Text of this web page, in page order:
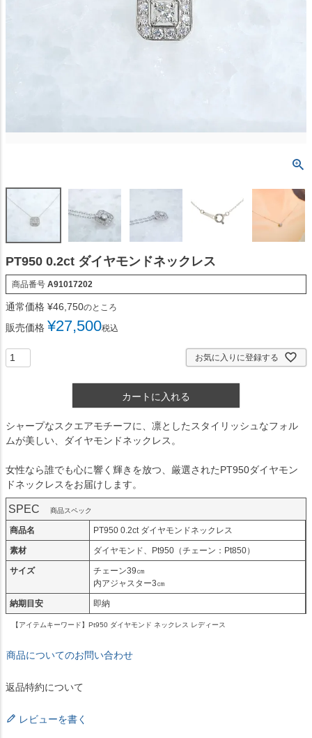
PT950 0.2ct ダイヤモンドネックレス
商品番号 A91017202
通常価格 ¥46,750のところ
販売価格 ¥27,500税込
お気に入りに登録する
カートに入れる
シャープなスクエアモチーフに、凛としたスタイリッシュなフォル
ムが美しい、ダイヤモンドネックレス。
女性なら誰でも心に響く輝きを放つ、厳選されたPT950ダイヤモン
ドネックレスをお届けします。
SPEC 商品スペック
商品名 PT950 0.2ct ダイヤモンドネックレス
素材 ダイヤモンド、Pt950（チェーン：Pt850）
サイズ
チェーン39㎝
内アジャスター3㎝
納期目安 即納
【アイテムキーワード】Pt950 ダイヤモンド ネックレス レディース
商品についてのお問い合わせ
返品特約について
レビューを書く